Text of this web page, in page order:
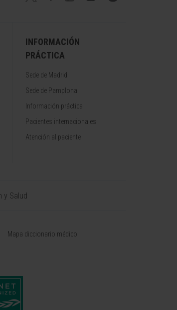
INFORMACIÓN
PRÁCTICA
Sede de Madrid
Sede de Pamplona
Información práctica
Pacientes internacionales
Atención al paciente
y Salud
Mapa diccionario médico